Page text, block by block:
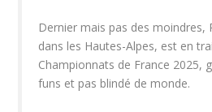
Dernier mais pas des moindres,
dans les Hautes-Alpes, est en
Championnats de France 2025,
funs et pas blindé de monde.